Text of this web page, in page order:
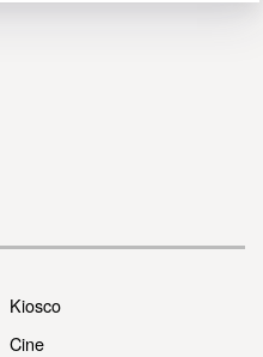
Kiosco
Cine